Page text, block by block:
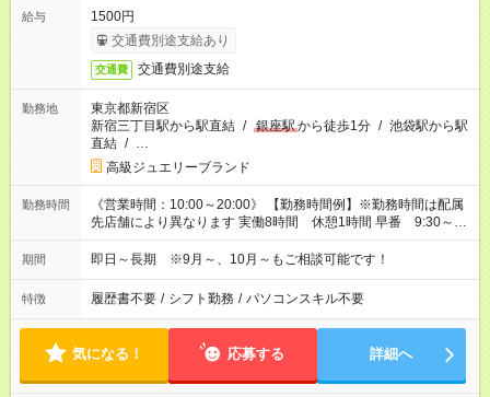
給与
1500円
交通費別途支給あり
交通費 交通費別途支給
勤務地
東京都新宿区
新宿三丁目駅から駅直結 / 銀座駅から徒歩1分 / 池袋駅から駅
直結 / …
高級ジュエリーブランド
勤務時間
《営業時間：10:00～20:00》 【勤務時間例】※勤務時間は配属
先店舗により異なります 実働8時間 休憩1時間 早番 9:30～
18:30 中番 10:00～19:00 遅番 11:15～20:15
期間 即日～長期 ※9月～、10月～もご相談可能です！
特徴 履歴書不要 / シフト勤務 / パソコンスキル不要
気になる！ 応募する 詳細へ